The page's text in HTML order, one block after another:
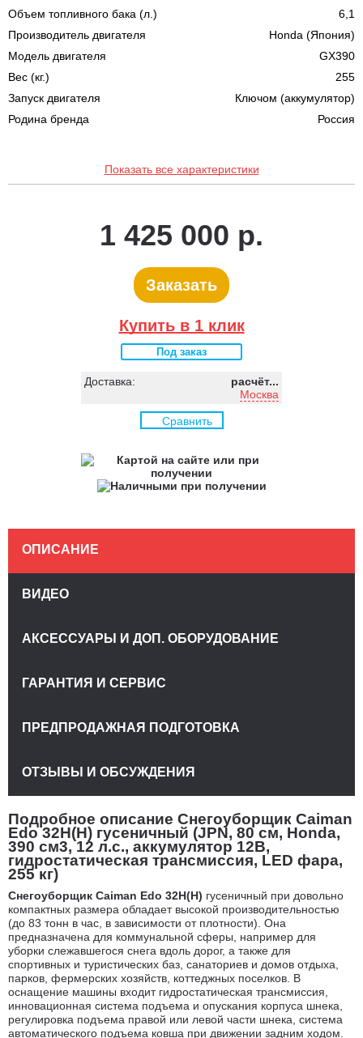
Объем топливного бака (л.)
6,1
Производитель двигателя
Honda (Япония)
Модель двигателя
GX390
Вес (кг.)
255
Запуск двигателя
Ключом (аккумулятор)
Родина бренда
Россия
Показать все характеристики
1 425 000 р.
Заказать
Купить в 1 клик
Под заказ
Доставка:
расчёт...
Москва
Сравнить
Подробное описание Снегоуборщик Caiman
Edo 32H(H) гусеничный (JPN, 80 см, Honda,
390 см3, 12 л.с., аккумулятор 12В,
гидростатическая трансмиссия, LED фара,
255 кг)
Снегоуборщик Caiman Edo 32H(H) гусеничный при довольно
компактных размера обладает высокой производительностью
(до 83 тонн в час, в зависимости от плотности). Она
предназначена для коммунальной сферы, например для
уборки слежавшегося снега вдоль дорог, а также для
спортивных и туристических баз, санаториев и домов отдыха,
парков, фермерских хозяйств, коттеджных поселков. В
оснащение машины входит гидростатическая трансмиссия,
инновационная система подъема и опускания корпуса шнека,
регулировка подъема правой или левой части шнека, система
автоматического подъема ковша при движении задним ходом.
ОПИСАНИЕ
ВИДЕО
АКСЕССУАРЫ И ДОП. ОБОРУДОВАНИЕ
ГАРАНТИЯ И СЕРВИС
ПРЕДПРОДАЖНАЯ ПОДГОТОВКА
ОТЗЫВЫ И ОБСУЖДЕНИЯ